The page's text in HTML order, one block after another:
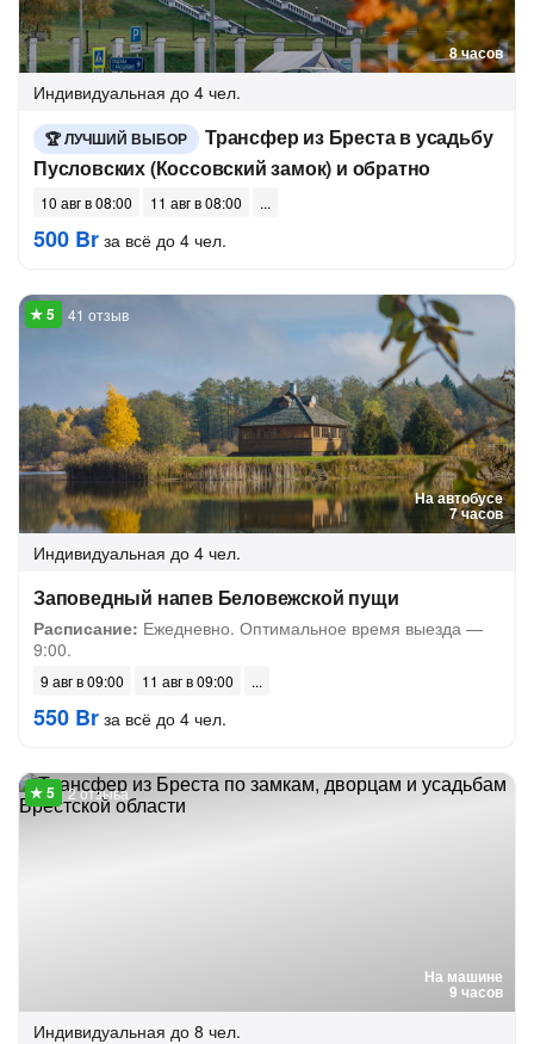
8 часов
Индивидуальная до 4 чел.
ЛУЧШИЙ ВЫБОР
Трансфер из Бреста в усадьбу
Пусловских (Коссовский замок) и обратно
10 авг в 08:00 11 авг в 08:00
500 Br за всё до 4 чел.
На автобусе
7 часов
41 отзыв
Индивидуальная до 4 чел.
Заповедный напев Беловежской пущи
Расписание: Ежедневно. Оптимальное время выезда —
9:00.
9 авг в 09:00 11 авг в 09:00
550 Br за всё до 4 чел.
На машине
9 часов
2 отзыва
Индивидуальная до 8 чел.